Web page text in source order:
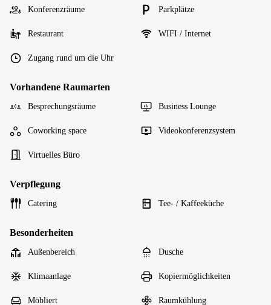
Konferenzräume Parkplätze
Restaurant WIFI / Internet
Zugang rund um die Uhr
Vorhandene Raumarten
Besprechungsräume Business Lounge
Coworking space Videokonferenzsystem
Virtuelles Büro
Verpflegung
Catering Tee- / Kaffeeküche
Besonderheiten
Außenbereich Dusche
Klimaanlage Kopiermöglichkeiten
Möbliert Raumkühlung